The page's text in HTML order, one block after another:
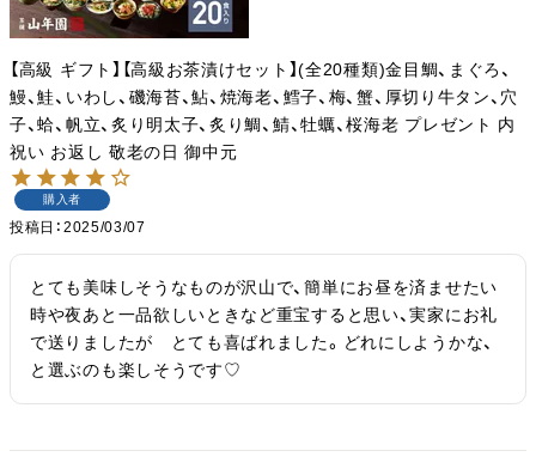
【高級 ギフト】【高級お茶漬けセット】(全20種類)金目鯛、まぐろ、
鰻、鮭、いわし、磯海苔、鮎、焼海老、鱈子、梅、蟹、厚切り牛タン、穴
子、蛤、帆立、炙り明太子、炙り鯛、鯖、牡蠣、桜海老 プレゼント 内
祝い お返し 敬老の日 御中元
購入者
投稿日 2025/03/07
とても美味しそうなものが沢山で、簡単にお昼を済ませたい
時や夜あと一品欲しいときなど重宝すると思い、実家にお礼
で送りましたが　とても喜ばれました。どれにしようかな、
と選ぶのも楽しそうです♡